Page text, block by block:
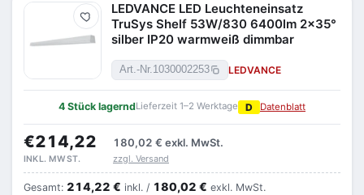
Merken
LEDVANCE LED Leuchteneinsatz
TruSys Shelf 53W/830 6400lm 2x35°
silber IP20 warmweiß dimmbar
Art.-Nr.1030002253 LEDVANCE
4 Stück lagerndLieferzeit 1–2 Werktage D Datenblatt
€214,22 180,02 € exkl. MwSt.
INKL. MWST. zzgl. Versand
Gesamt: 214,22 € inkl. / 180,02 € exkl. MwSt.